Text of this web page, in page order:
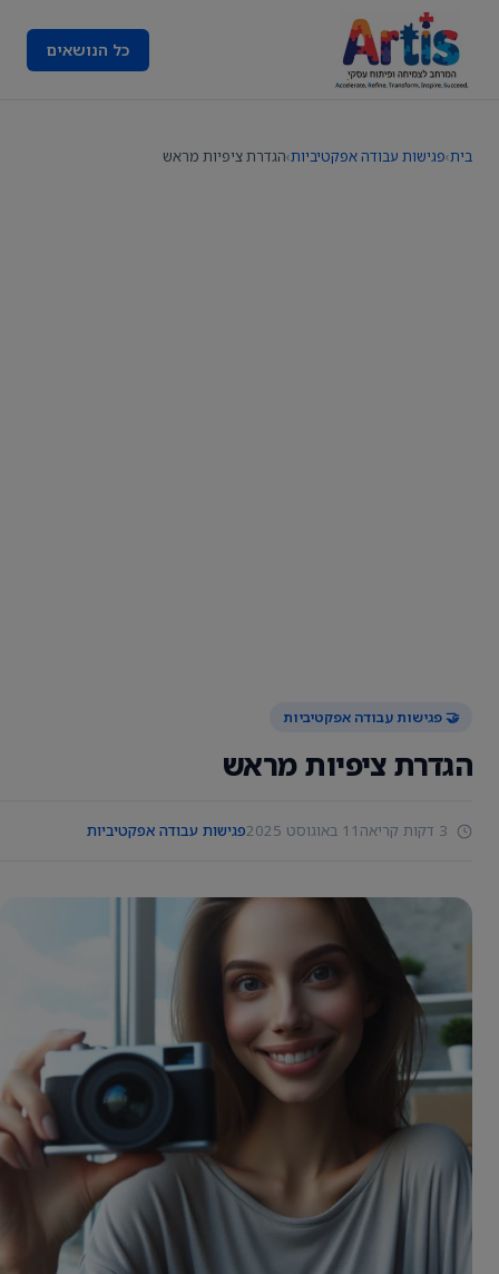
כל הנושאים
בית›פגישות עבודה אפקטיביות›הגדרת ציפיות מראש
🤝 פגישות עבודה אפקטיביות
הגדרת ציפיות מראש
11 באוגוסט 2025 פגישות עבודה אפקטיביות